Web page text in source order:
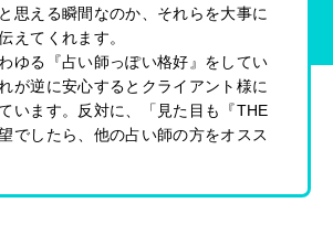
思える瞬間なのか、それらを大事に
えてくれます。
ゆる『占い師っぽい格好』をしてい
が逆に安心するとクライアント様に
います。反対に、「見た目も『THE
でしたら、他の占い師の方をオスス